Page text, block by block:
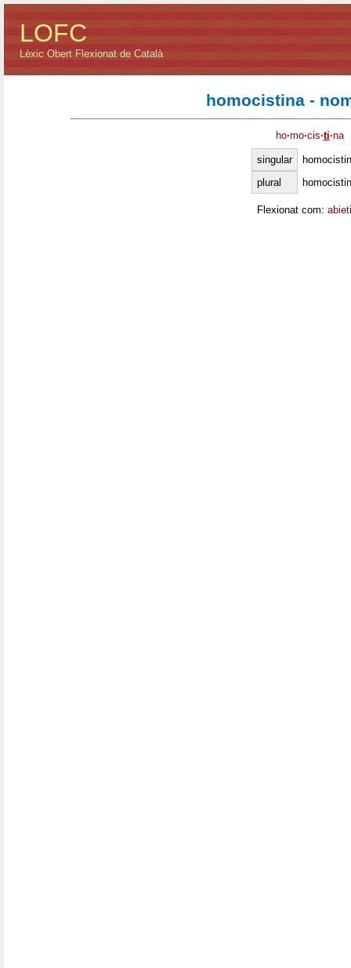
LOFC
Lèxic Obert Flexionat de Català
homocistina -
ho·mo·cis·ti·na
singular
plural
Flexionat com: